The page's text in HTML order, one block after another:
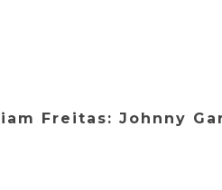
Freitas: Johnny